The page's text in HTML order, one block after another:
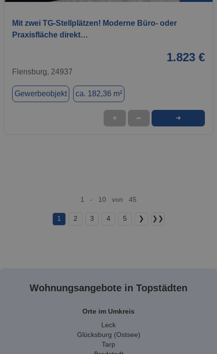
Mit zwei TG-Stellplätzen! Moderne Büro- oder
Praxisfläche direkt…
1.823 €
Flensburg, 24937
Gewerbeobjekt ca. 182,36 m²
★ ➦ ➜
1 - 10 von 45
1 2 3 4 5 ❯ ❯❯
Wohnungsangebote in Topstädten
Orte im Umkreis
Leck
Glücksburg (Ostsee)
Tarp